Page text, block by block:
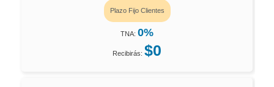
Plazo Fijo Clientes
TNA: 0%
Recibirás: $0